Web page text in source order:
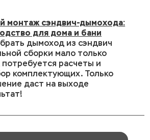
монтаж сэндвич-дымохода:
для дома и бани
дымоход из сэндвич
сборки мало только
расчеты и
комплектующих. Только
даст на выходе